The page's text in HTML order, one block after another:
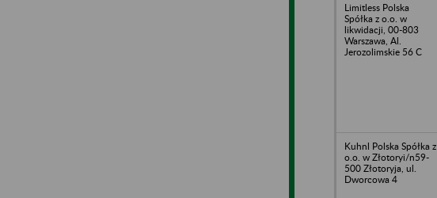
Limitless Polska
Spółka z o.o. w
likwidacji, 00-803
Warszawa, Al.
Jerozolimskie 56 C
Kuhnl Polska Spółka z
o.o. w Złotoryi/n59-
500 Złotoryja, ul.
Dworcowa 4